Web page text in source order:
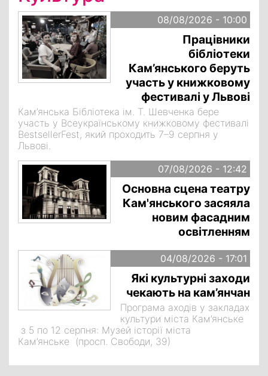
08/08/2026 - 10:00
Працівники
бібліотеки
Кам’янського беруть
участь у книжковому
фестивалі у Львові
Кам’янська Бібліотека ім. Т. Шевченка бере
участь у Всеукраїнському книжковому фестивалі
BestsellerFest, який проходить 7–9 серпня у
Львові.
07/08/2026 - 12:42
Основна сцена театру
Кам'янського засяяла
новим фасадним
освітленням
04/08/2026 - 17:01
Які культурні заходи
чекають на кам’янчан
Програма аходів у закладах
культури міста Кам’янське
з 5 по 12 серпня: Музей історії міста
Кам’янське (просп. Свободи, 39)